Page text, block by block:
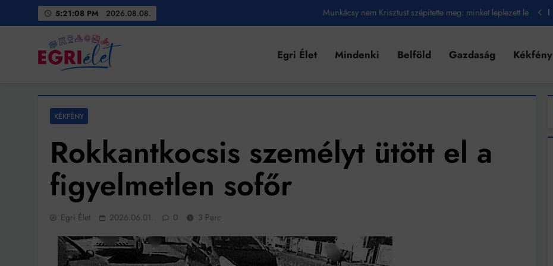
5:21:10 PM 2026.08.08.
Munkácsy nem Krisztust szépítette meg: minket leplezett le
Amikor a Tetris boldogabbá tesz, mint a szerelem
Ki akarsz törni. De miből?
Az öregség nem csak ránc?
Mindenki a világot akarja uralni – de nem csak a 80-as években
Bitumenes lapostetők: a bevált technológia akkor működik, ha jól van felújítva
Egri Élet
Egri Élet Mindenki Belföld Gazdaság Kékfény
KÉKFÉNY
Rokkantkocsis személyt ütött el a
figyelmetlen sofőr
Egri Élet 2026.06.01. 0 3 Perc